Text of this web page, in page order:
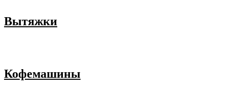
Вытяжки
Кофемашины